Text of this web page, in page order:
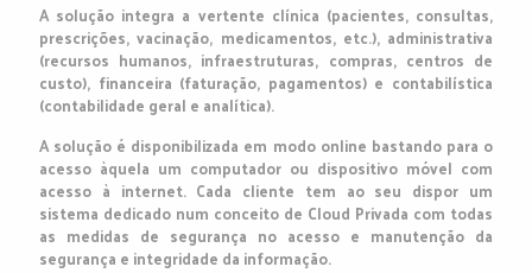
A solução integra a vertente clínica (pacientes, consultas,
prescrições, vacinação, medicamentos, etc.), administrativa
(recursos humanos, infraestruturas, compras, centros de
custo), financeira (faturação, pagamentos) e contabilística
(contabilidade geral e analítica).
A solução é disponibilizada em modo online bastando para o
acesso àquela um computador ou dispositivo móvel com
acesso à internet. Cada cliente tem ao seu dispor um
sistema dedicado num conceito de Cloud Privada com todas
as medidas de segurança no acesso e manutenção da
segurança e integridade da informação.